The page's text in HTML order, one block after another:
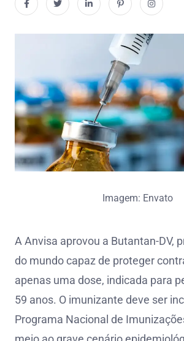
Imagem: Envato
A Anvisa aprovou a Butantan-DV,
do mundo capaz de proteger
apenas uma dose, indicada para
59 anos. O imunizante deve ser
Programa Nacional de